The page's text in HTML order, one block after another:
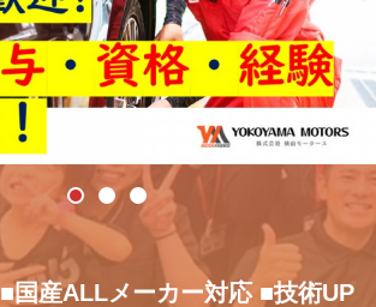
■国産ALLメーカー対応■技術UP